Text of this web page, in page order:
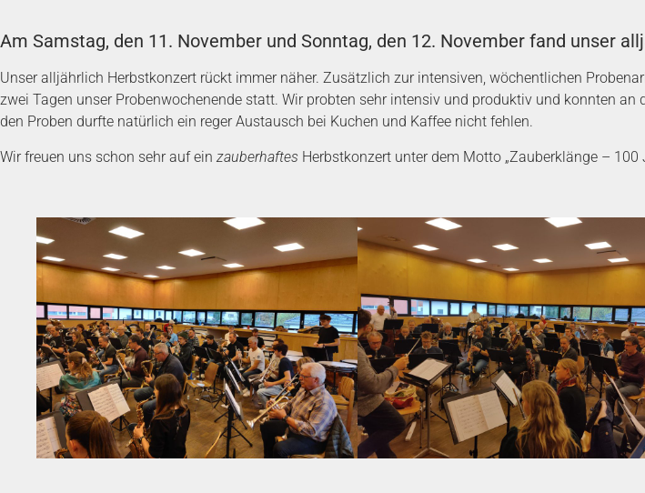
Am Samstag, den 11. November und Sonntag, den 12. November fand unser
Unser alljährlich Herbstkonzert rückt immer näher. Zusätzlich zur intensiven, wöchentlichen
zwei Tagen unser Probenwochenende statt. Wir probten sehr intensiv und produktiv und konnten
den Proben durfte natürlich ein reger Austausch bei Kuchen und Kaffee nicht fehlen.
Wir freuen uns schon sehr auf ein zauberhaftes Herbstkonzert unter dem Motto „Zauberklänge – 100